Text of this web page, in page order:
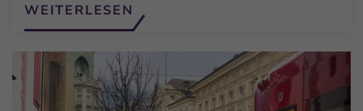
WEITERLESEN